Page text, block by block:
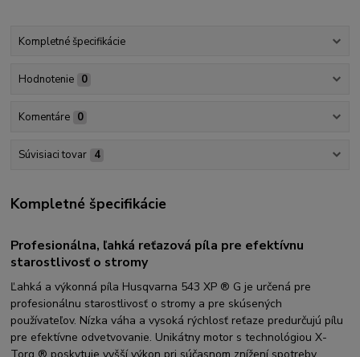
Kompletné špecifikácie
Hodnotenie 0
Komentáre 0
Súvisiaci tovar 4
Kompletné špecifikácie
Profesionálna, ľahká reťazová píla pre efektívnu
starostlivosť o stromy
Ľahká a výkonná píla Husqvarna 543 XP ® G je určená pre
profesionálnu starostlivosť o stromy a pre skúsených
používateľov. Nízka váha a vysoká rýchlosť reťaze predurčujú pílu
pre efektívne odvetvovanie. Unikátny motor s technológiou X-